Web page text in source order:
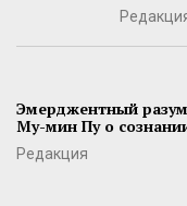
Эмерджентный
Му-мин Пу о
Редакция